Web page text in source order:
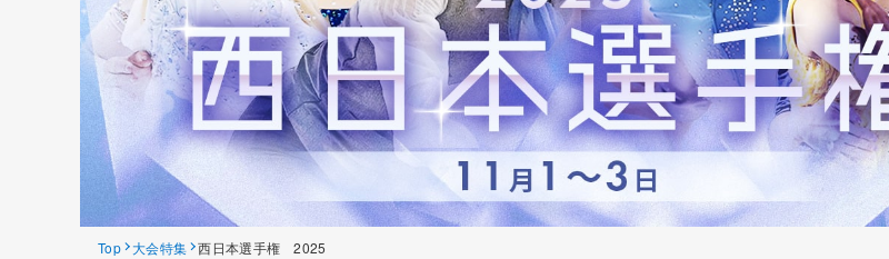
Top 大会特集 西日本選手権 2025